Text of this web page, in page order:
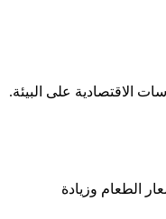
الاقتصادية على البيئة.
الطعام وزيادة